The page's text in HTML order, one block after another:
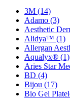
3M (14)
Adamo (3)
Aesthetic
Alidya™ (1)
Allergan
Aqualyx® (1)
Aries Star
BD (4)
Bijou (17)
Bio Gel